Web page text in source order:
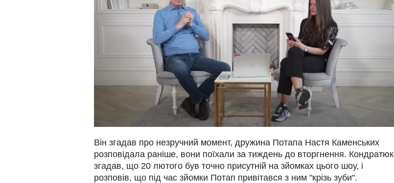
Він згадав про незручний момент, дружина Потапа Настя Каменських
розповідала раніше, вони поїхали за тиждень до вторгнення. Кондратюк
згадав, що 20 лютого був точно присутній на зйомках цього шоу, і
розповів, що під час зйомки Потап привітався з ним "крізь зуби".